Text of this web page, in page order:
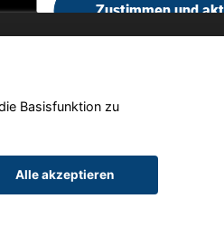
Zustimmen und
Basisfunktion zu
Alle akzeptieren